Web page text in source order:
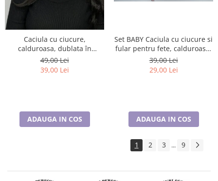
Caciula cu ciucure,
calduroasa, dublata în
interior, acoperă urechile și
fruntea
49,00 Lei
39,00 Lei
ADAUGA IN COS
Set BABY Caciula cu ciucure si
fular pentru fete, calduroase,
caciula dublata în interior,
acoperă urechile și fruntea
39,00 Lei
29,00 Lei
ADAUGA IN COS
1 2 3 ... 9